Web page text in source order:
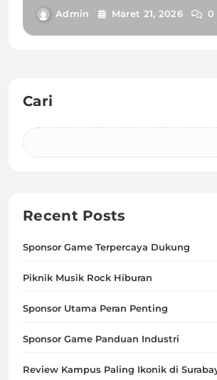
Admin Maret 21, 2026 0
Cari
Recent Posts
Sponsor Game Terpercaya Dukung
Piknik Musik Rock Hiburan
Sponsor Utama Peran Penting
Sponsor Game Panduan Industri
Review Kampus Paling Ikonik di